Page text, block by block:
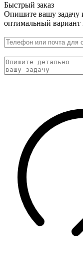
Быстрый заказ
Опишите вашу задачу
оптимальный вариант